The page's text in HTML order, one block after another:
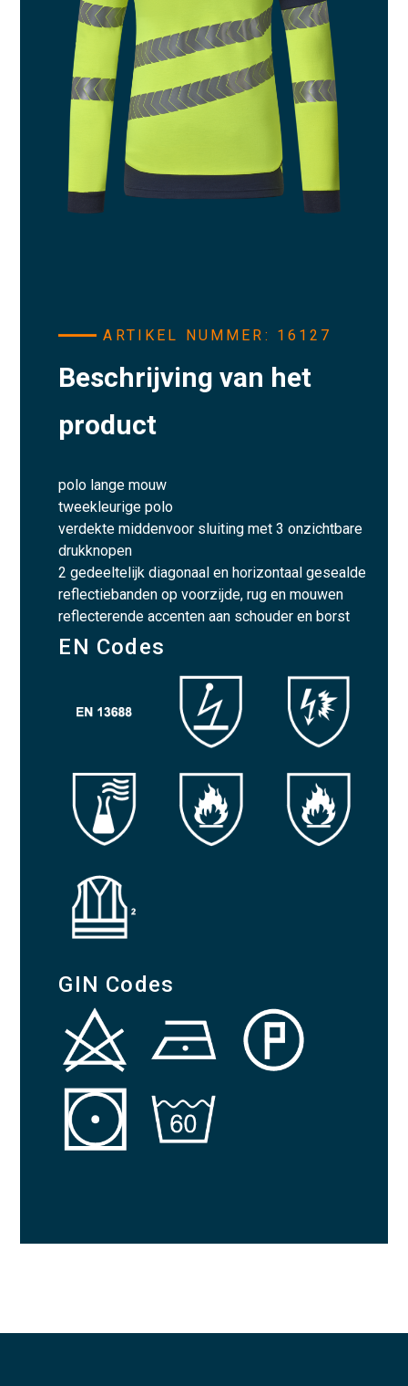
ARTIKEL NUMMER: 16127
Beschrijving van het
product
polo lange mouw
tweekleurige polo
verdekte middenvoor sluiting met 3 onzichtbare
drukknopen
2 gedeeltelijk diagonaal en horizontaal gesealde
reflectiebanden op voorzijde, rug en mouwen
reflecterende accenten aan schouder en borst
EN Codes
GIN Codes